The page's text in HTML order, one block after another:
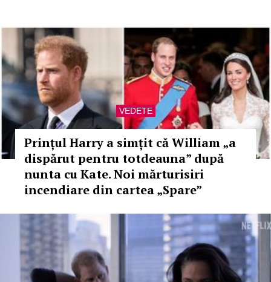
VEDETE
Prințul Harry a simțit că William „a
dispărut pentru totdeauna” după
nunta cu Kate. Noi mărturisiri
incendiare din cartea „Spare”